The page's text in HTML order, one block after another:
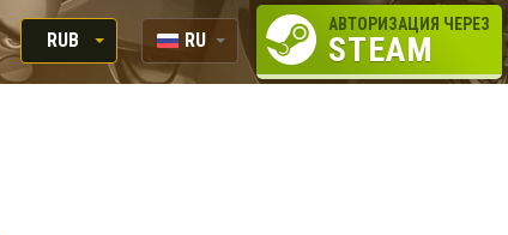
RUB
RUB
RU
EN
АВТОРИЗАЦИЯ ЧЕРЕЗ
STEAM